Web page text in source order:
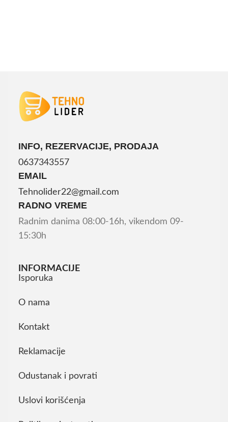
INFO, REZERVACIJE, PRODAJA
0637343557
EMAIL
Tehnolider22@gmail.com
RADNO VREME
Radnim danima 08:00-16h, vikendom 09-
15:30h
INFORMACIJE
Isporuka
O nama
Kontakt
Reklamacije
Odustanak i povrati
Uslovi korišćenja